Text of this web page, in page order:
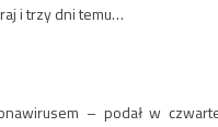
i trzy dni temu…
– podał w